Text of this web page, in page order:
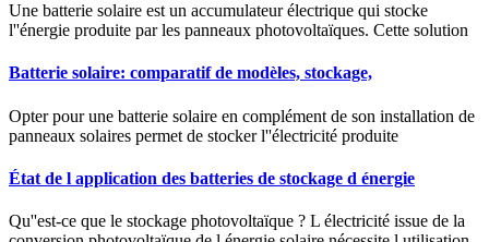
Une batterie solaire est un accumulateur électrique qui stocke
l''énergie produite par les panneaux photovoltaïques. Cette solution
Batterie solaire: comparatif de modèles, stockage,
Opter pour une batterie solaire en complément de son installation de
panneaux solaires permet de stocker l''électricité produite
État de l application des batteries de stockage d énergie
Qu''est-ce que le stockage photovoltaïque ? L électricité issue de la